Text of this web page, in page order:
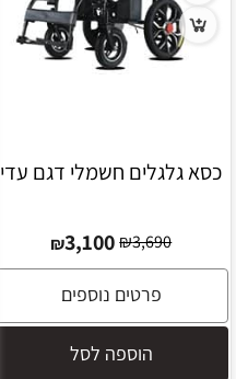
כסא גלגלים חשמלי דגם עדי
₪3,690
₪3,100
פרטים נוספים
הוספה לסל